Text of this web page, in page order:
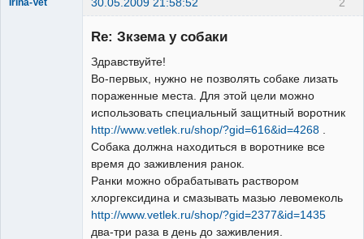
2
Irina-Vet 30.05.2009 21:58:52
Re: Зкзема у собаки
Здравствуйте!
Во-первых, нужно не позволять собаке лизать
пораженные места. Для этой цели можно
использовать специальный защитный воротник
http://www.vetlek.ru/shop/?gid=616&id=4268
Собака должна находиться в воротнике все
время до заживления ранок.
Ранки можно обрабатывать раствором
хлоргексидина и смазывать мазью левомеколь
http://www.vetlek.ru/shop/?gid=2377&id=1435
два-три раза в день до заживления.